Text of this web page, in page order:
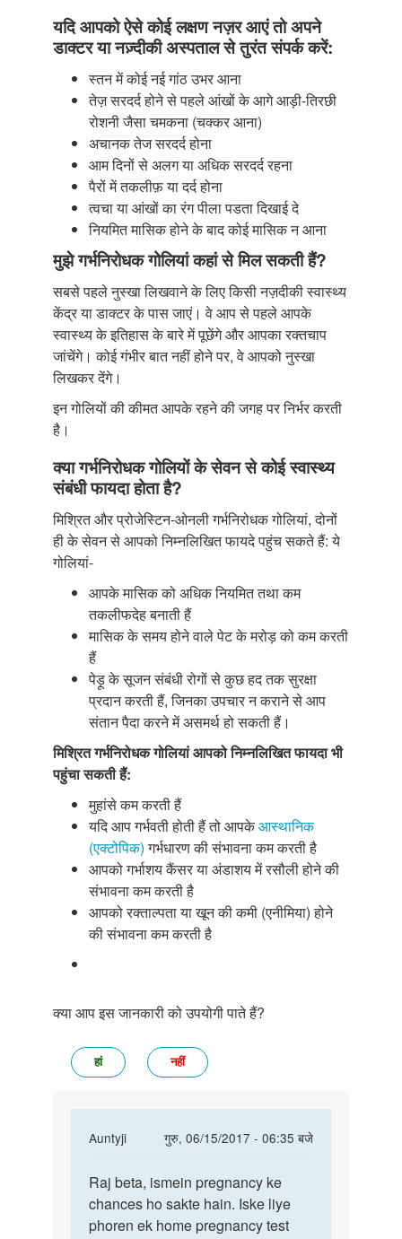
यदि आपको ऐसे कोई लक्षण नज़र आएं तो अपने
डाक्टर या नज़्दीकी अस्पताल से तुरंत संपर्क करें:
स्तन में कोई नई गांठ उभर आना
तेज़ सरदर्द होने से पहले आंखों के आगे आड़ी-तिरछी
रोशनी जैसा चमकना (चक्कर आना)
अचानक तेज सरदर्द होना
आम दिनों से अलग या अधिक सरदर्द रहना
पैरों में तकलीफ़ या दर्द होना
त्वचा या आंखों का रंग पीला पडता दिखाई दे
नियमित मासिक होने के बाद कोई मासिक न आना
मुझे गर्भनिरोधक गोलियां कहां से मिल सकती हैं?
सबसे पहले नुस्खा लिखवाने के लिए किसी नज़दीकी स्वास्थ्य
केंद्र या डाक्टर के पास जाएं। वे आप से पहले आपके
स्वास्थ्य के इतिहास के बारे में पूछेंगे और आपका रक्तचाप
जांचेंगे। कोई गंभीर बात नहीं होने पर, वे आपको नुस्खा
लिखकर देंगे।
इन गोलियों की कीमत आपके रहने की जगह पर निर्भर करती
है।
क्या गर्भनिरोधक गोलियों के सेवन से कोई स्वास्थ्य
संबंधी फायदा होता है?
मिश्रित और प्रोजेस्टिन-ओनली गर्भनिरोधक गोलियां, दोनों
ही के सेवन से आपको निम्नलिखित फायदे पहुंच सकते हैं: ये
गोलियां-
आपके मासिक को अधिक नियमित तथा कम
तकलीफदेह बनाती हैं
मासिक के समय होने वाले पेट के मरोड़ को कम करती
हैं
पेड़ू के सूजन संबंधी रोगों से कुछ हद तक सुरक्षा
प्रदान करती हैं, जिनका उपचार न कराने से आप
संतान पैदा करने में असमर्थ हो सकती हैं।
मिश्रित गर्भनिरोधक गोलियां आपको निम्नलिखित फायदा भी
पहुंचा सकती हैं:
मुहांसे कम करती हैं
यदि आप गर्भवती होती हैं तो आपकेआस्थानिक
(एक्टोपिक)गर्भधारण की संभावना कम करती है
आपको गर्भाशय कैंसर या अंडाशय में रसौली होने की
संभावना कम करती है
आपको रक्ताल्पता या खून की कमी (एनीमिया) होने
की संभावना कम करती है
क्या आप इस जानकारी को उपयोगी पाते हैं?
हां नहीं
Auntyji
गुरु, 06/15/2017 - 06:35 बजे
In
to
Mam
meri
Raj
beta,
ismein
Raj beta, ismein pregnancy ke
chances ho sakte hain. Iske liye
phoren ek home pregnancy test